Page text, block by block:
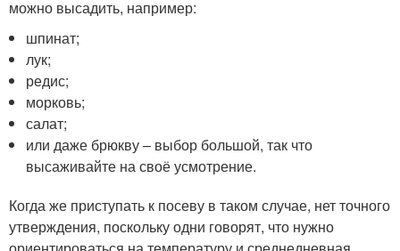
можно высадить, например:
шпинат;
лук;
редис;
морковь;
салат;
или даже брюкву – выбор большой, так что
высаживайте на своё усмотрение.
Когда же приступать к посеву в таком случае, нет точного
утверждения, поскольку одни говорят, что нужно